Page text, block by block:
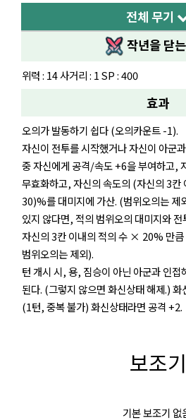
전체 무기
작년을 닫
위력 : 14 사거리 : 1 SP : 400
효과
오의가 발동하기 쉽다 (오의카운트 -1).
자신이 전투를 시작했거나 자신이 아군
중 자신에게 공격/속도 +6을 부여하고,
무효화하고, 자신의 속도의 (자신의 3
30)%를 대미지에 가산. (범위오의는 제
있지 않다면, 적의 범위오의 대미지와
자신의 3칸 이내의 적의 수 × 20% 만
범위오의는 제외).
턴 개시 시, 용, 짐승이 아닌 아군과 인
된다. (그렇지 않으면 화신상태 해제.)
(1턴, 중복 불가) 화신상태라면 공격 +2.
보조기
기본 보조기 없